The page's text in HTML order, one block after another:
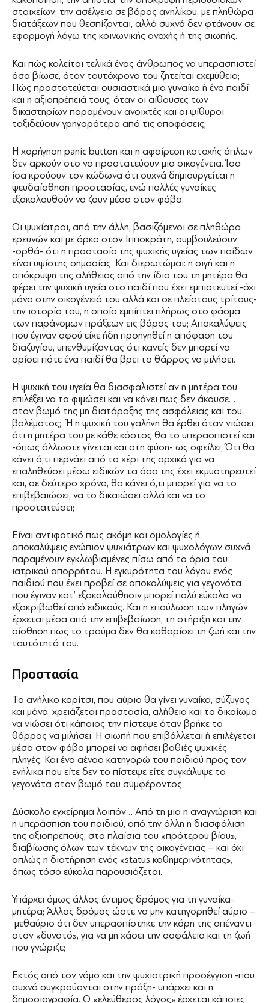
στοιχείων, την ασέλγεια σε βάρος ανηλίκου, με πληθώρα
διατάξεων που θεσπίζονται, αλλά συχνά δεν φτάνουν σε
εφαρμογή λόγω της κοινωνικής ανοχής ή της σιωπής.
Και πώς καλείται τελικά ένας άνθρωπος να υπερασπιστεί
όσα βίωσε, όταν ταυτόχρονα του ζητείται εχεμύθεια;
Πώς προστατεύεται ουσιαστικά μια γυναίκα ή ένα παιδί
και η αξιοπρέπειά τους, όταν οι αίθουσες των
δικαστηρίων παραμένουν ανοιχτές και οι ψίθυροι
ταξιδεύουν γρηγορότερα από τις αποφάσεις;
Η χορήγηση panic button και η αφαίρεση κατοχής όπλων
δεν αρκούν στο να προστατεύουν μια οικογένεια. Ίσα
ίσα κρούουν τον κώδωνα ότι συχνά δημιουργείται η
ψευδαίσθηση προστασίας, ενώ πολλές γυναίκες
εξακολουθούν να ζουν μέσα στον φόβο.
Οι ψυχίατροι, από την άλλη, βασιζόμενοι σε πληθώρα
ερευνών και με όρκο στον Ιπποκράτη, συμβουλεύουν
-ορθά- ότι η προστασία της ψυχικής υγείας των παίδων
είναι υψίστης σημασίας. Και διερωτώμαι: η σιγή και η
απόκρυψη της αλήθειας από την ίδια του τη μητέρα θα
φέρει την ψυχική υγεία στο παιδί που έχει εμπιστευτεί -όχι
μόνο στην οικογένειά του αλλά και σε πλείστους τρίτους-
την ιστορία του, η οποία εμπίπτει πλήρως στο φάσμα
των παράνομων πράξεων εις βάρος του; Αποκαλύψεις
που έγιναν αφού είχε ήδη προηγηθεί η απόφαση του
διαζυγίου, υπενθυμίζοντας ότι κανείς δεν μπορεί να
ορίσει πότε ένα παιδί θα βρει το θάρρος να μιλήσει.
Η ψυχική του υγεία θα διασφαλιστεί αν η μητέρα του
επιλέξει να το φιμώσει και να κάνει πως δεν άκουσε…
στον βωμό της μη διατάραξης της ασφάλειας και του
βολέματος; Ή η ψυχική του γαλήνη θα έρθει όταν νιώσει
ότι η μητέρα του με κάθε κόστος θα το υπερασπιστεί και
-όπως άλλωστε γίνεται και στη φύση- ως οφείλει; Ότι θα
κάνει ό,τι περνάει από το χέρι της αρχικά για να
επαληθεύσει μέσω ειδικών τα όσα της έχει εκμυστηρευτεί
και, σε δεύτερο χρόνο, θα κάνει ό,τι μπορεί για να το
επιβεβαιώσει, να το δικαιώσει αλλά και να το
προστατεύσει;
Είναι αντιφατικό πως ακόμη και ομολογίες ή
αποκαλύψεις ενώπιον ψυχιάτρων και ψυχολόγων συχνά
παραμένουν εγκλωβισμένες πίσω από τα όρια του
ιατρικού απορρήτου. Η εγκυρότητα του λόγου ενός
παιδιού που έχει προβεί σε αποκαλύψεις για γεγονότα
που έγιναν κατ’ εξακολούθησιν μπορεί πολύ εύκολα να
εξακριβωθεί από ειδικούς. Και η επούλωση των πληγών
έρχεται μέσα από την επιβεβαίωση, τη στήριξη και την
αίσθηση πως το τραύμα δεν θα καθορίσει τη ζωή και την
ταυτότητά του.
Προστασία
Το ανήλικο κορίτσι, που αύριο θα γίνει γυναίκα, σύζυγος
και μάνα, χρειάζεται προστασία, αλήθεια και το δικαίωμα
να νιώσει ότι κάποιος την πίστεψε όταν βρήκε το
θάρρος να μιλήσει. Η σιωπή που επιβάλλεται ή επιλέγεται
μέσα στον φόβο μπορεί να αφήσει βαθιές ψυχικές
πληγές. Και ένα αέναο κατηγορώ του παιδιού προς τον
ενήλικα που είτε δεν το πίστεψε είτε συγκάλυψε τα
γεγονότα στον βωμό του συμφέροντος.
Δύσκολο εγχείρημα λοιπόν… Από τη μια η αναγνώριση και
η υπεράσπιση του παιδιού, από την άλλη η διασφάλιση
της αξιοπρεπούς, στα πλαίσια του «πρότερου βίου»,
διαβίωσης όλων των τέκνων της οικογένειας – και όχι
απλώς η διατήρηση ενός «status καθημερινότητας»,
όπως τόσο εύκολα παρουσιάζεται.
Υπάρχει όμως άλλος έντιμος δρόμος για τη γυναίκα-
μητέρα; Άλλος δρόμος ώστε να μην κατηγορηθεί αύριο –
μεθαύριο ότι δεν υπερασπίστηκε την κόρη της απέναντι
στον «δυνατό», για να μη χάσει την ασφάλεια και τη ζωή
που γνώριζε;
Εκτός από τον νόμο και την ψυχιατρική προσέγγιση -που
συχνά συγκρούονται στην πράξη- υπάρχει και η
δημοσιογραφία. Ο «ελεύθερος λόγος» έρχεται κάποιες